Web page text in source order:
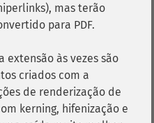
mas terão
para PDF.
extensão às vezes são
criados com a
de renderização de
kerning, hifenização e